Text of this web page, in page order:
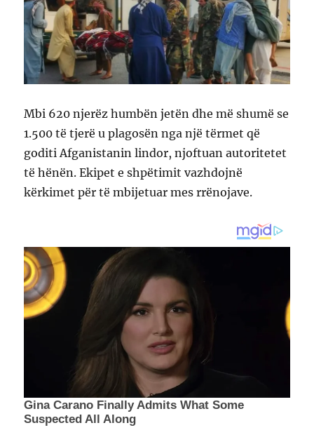
Mbi 620 njerëz humbën jetën dhe më shumë se
1.500 të tjerë u plagosën nga një tërmet që
goditi Afganistanin lindor, njoftuan autoritetet
të hënën. Ekipet e shpëtimit vazhdojnë
kërkimet për të mbijetuar mes rrënojave.